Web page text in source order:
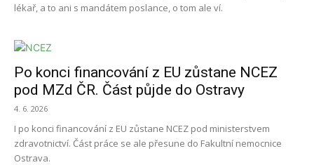
lékař, a to ani s mandátem poslance, o tom ale ví.
Po konci financování z EU zůstane NCEZ
pod MZd ČR. Část půjde do Ostravy
4. 6. 2026
I po konci financování z EU zůstane NCEZ pod ministerstvem
zdravotnictví. Část práce se ale přesune do Fakultní nemocnice
Ostrava.